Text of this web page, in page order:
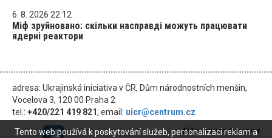
6. 8. 2026 22:12
Міф зруйновано: скільки насправді можуть працювати
ядерні реактори
adresa: Ukrajinská iniciativa v ČR, Dům národnostních menšin,
Vocelova 3, 120 00 Praha 2
tel.: +420/221 419 821, email: uicr@centrum.cz
Tento web používá k poskytování služeb, personalizaci reklam a